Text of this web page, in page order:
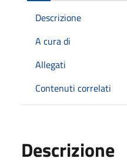
Descrizione
A cura di
Allegati
Contenuti correlati
Descrizione